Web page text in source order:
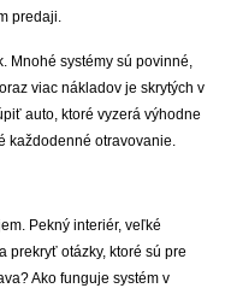
predaji.
Mnohé systémy sú povinné,
viac nákladov je skrytých v
auto, ktoré vyzerá výhodne
každodenné otravovanie.
Pekný interiér, veľké
prekryť otázky, ktoré sú pre
Ako funguje systém v